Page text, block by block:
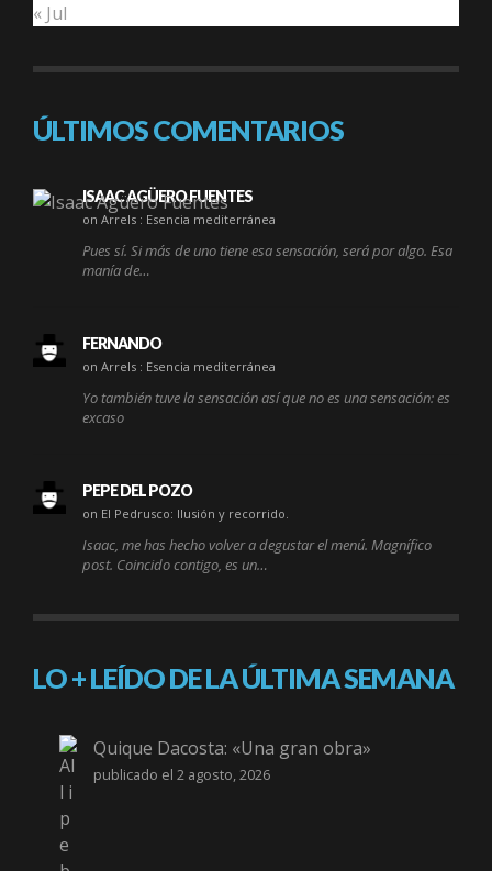
« Jul
ÚLTIMOS COMENTARIOS
ISAAC AGÜERO FUENTES
on Arrels : Esencia mediterránea
Pues sí. Si más de uno tiene esa sensación, será por algo. Esa
manía de…
FERNANDO
on Arrels : Esencia mediterránea
Yo también tuve la sensación así que no es una sensación: es
excaso
PEPE DEL POZO
on El Pedrusco: Ilusión y recorrido.
Isaac, me has hecho volver a degustar el menú. Magnífico
post. Coincido contigo, es un…
LO + LEÍDO DE LA ÚLTIMA SEMANA
Quique Dacosta: «Una gran obra»
publicado el 2 agosto, 2026